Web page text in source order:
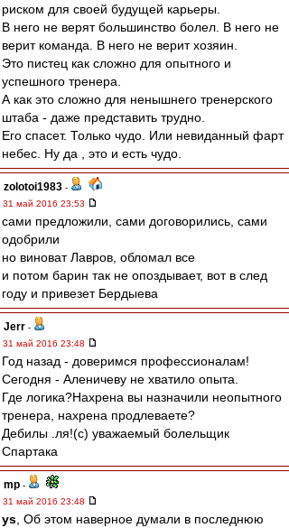
риском для своей будущей карьеры.
В него не верят большинство болел. В него не
верит команда. В него не верит хозяин.
Это пистец как сложно для опытного и
успешного тренера.
А как это сложно для ненышнего тренерского
штаба - даже представить трудно.
Его спасет. Только чудо. Или невиданный фарт
небес. Ну да , это и есть чудо.
zolotoi1983 -
31 май 2016 23:53
сами предложили, сами договорились, сами
одобрили
но виноват Лавров, обломал все
и потом барин так не опоздывает, вот в след
году и привезет Бердыева
Jerr -
31 май 2016 23:48
Год назад - доверимся профессионалам!
Сегодня - Аленичеву не хватило опыта.
Где логика?Нахрена вы назначили неопытного
тренера, нахрена продлеваете?
Дебилы .ля!(с) уважаемый болельщик
Спартака
mp -
31 май 2016 23:48
ys , Об этом наверное думали в последнюю